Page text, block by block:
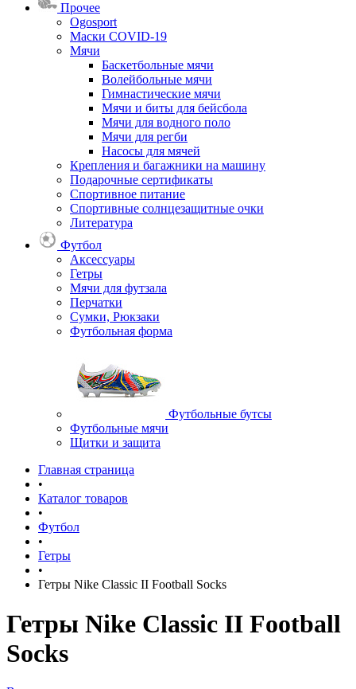
Прочее
Ogosport
Маски COVID-19
Мячи
Баскетбольные мячи
Волейбольные мячи
Гимнастические мячи
Мячи и биты для бейсбола
Мячи для водного поло
Мячи для регби
Насосы для мячей
Крепления и багажники на машину
Подарочные сертификаты
Спортивное питание
Спортивные солнцезащитные очки
Литература
Футбол
Аксессуары
Гетры
Мячи для футзала
Перчатки
Сумки, Рюкзаки
Футбольная форма
Футбольные бутсы
Футбольные мячи
Щитки и защита
Главная страница
•
Каталог товаров
•
Футбол
•
Гетры
•
Гетры Nike Classic II Football Socks
Гетры Nike Classic II Football
Socks